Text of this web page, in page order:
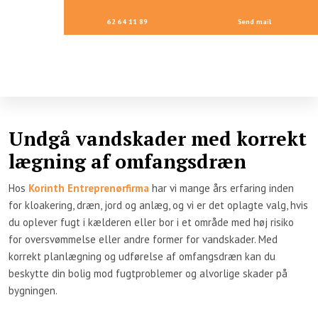
62 64 11 89 Send mail
Undgå vandskader med korrekt
lægning af omfangsdræn​
Hos Korinth Entreprenørfirmahar vi mange års erfaring inden
for kloakering, dræn, jord og anlæg, og vi er det oplagte valg, hvis
du oplever fugt i kælderen eller bor i et område med høj risiko
for oversvømmelse eller andre former for vandskader. Med
korrekt planlægning og udførelse af omfangsdræn kan du
beskytte din bolig mod fugtproblemer og alvorlige skader på
bygningen.